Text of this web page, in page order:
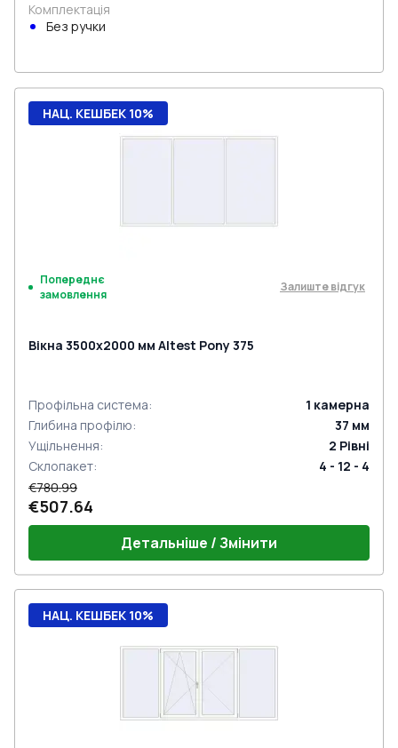
Комплектація
Без ручки
НАЦ. КЕШБЕК 10%
Попереднє
замовлення
Залиште відгук
Вікна 3500x2000 мм Altest Pony 375
Профільна система: 1 камерна
Глибина профілю: 37 мм
Ущільнення: 2 Рівні
Склопакет:
4 - 12 - 4
€780.99
€507.64
Детальніше / Змінити
НАЦ. КЕШБЕК 10%